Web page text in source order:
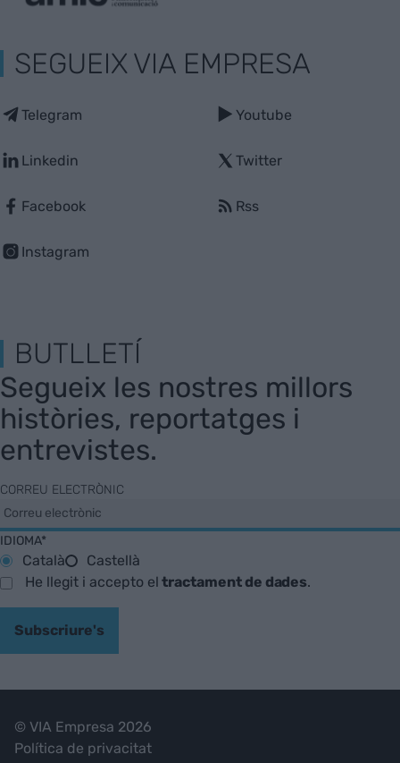
SEGUEIX VIA EMPRESA
Telegram
Linkedin
Facebook
Instagram
Youtube
Twitter
Rss
BUTLLETÍ
Segueix les nostres millors
històries, reportatges i
entrevistes.
CORREU ELECTRÒNIC
IDIOMA*
Català
Castellà
He llegit i accepto eltractament de dades.
Subscriure's
© VIA Empresa 2026
Política de privacitat